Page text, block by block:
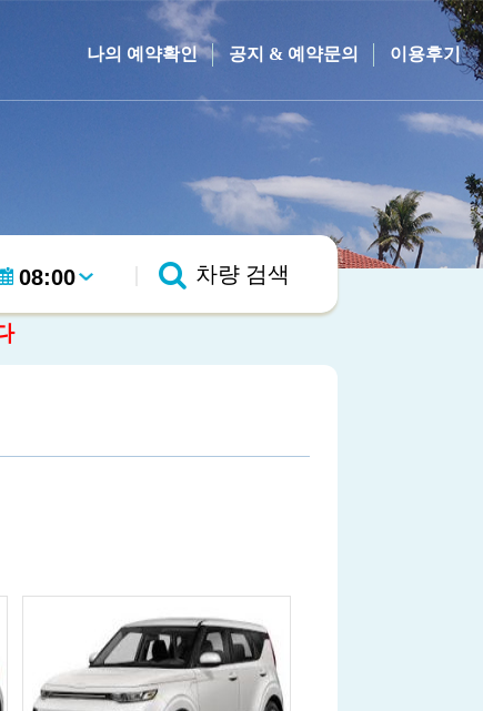
나의 예약확인 공지 & 예약문의 이용후기
차량 검색